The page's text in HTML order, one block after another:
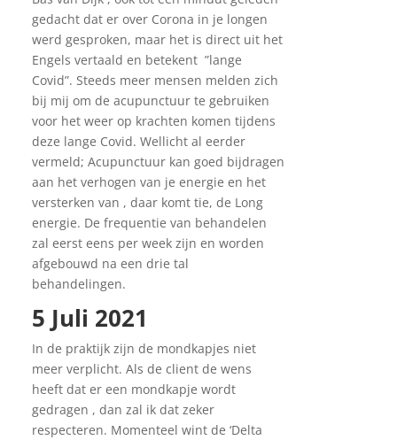
gedacht dat er over Corona in je longen
werd gesproken, maar het is direct uit het
Engels vertaald en betekent ”lange
Covid”. Steeds meer mensen melden zich
bij mij om de acupunctuur te gebruiken
voor het weer op krachten komen tijdens
deze lange Covid. Wellicht al eerder
vermeld; Acupunctuur kan goed bijdragen
aan het verhogen van je energie en het
versterken van , daar komt tie, de Long
energie. De frequentie van behandelen
zal eerst eens per week zijn en worden
afgebouwd na een drie tal
behandelingen.
5 Juli 2021
In de praktijk zijn de mondkapjes niet
meer verplicht. Als de client de wens
heeft dat er een mondkapje wordt
gedragen , dan zal ik dat zeker
respecteren. Momenteel wint de ‘Delta